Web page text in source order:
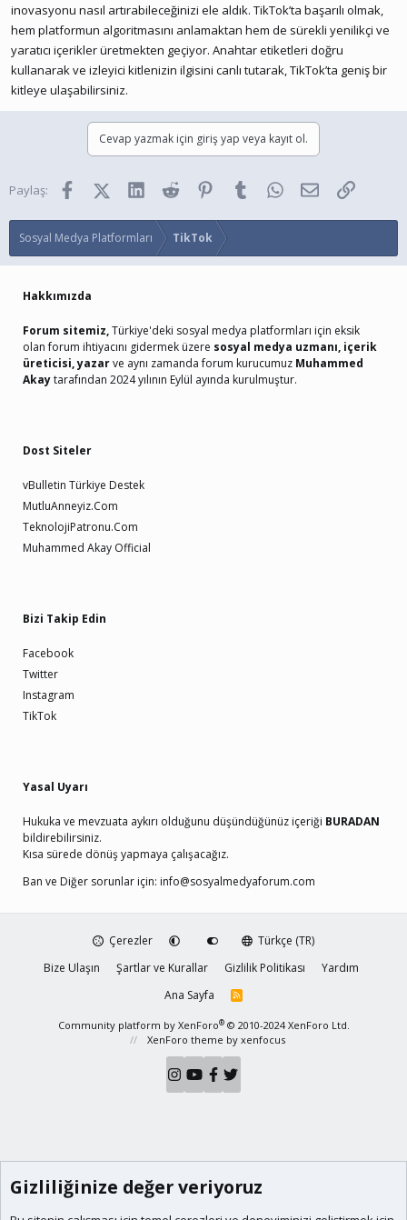
inovasyonu nasıl artırabileceğinizi ele aldık. TikTok’ta başarılı olmak,
hem platformun algoritmasını anlamaktan hem de sürekli yenilikçi ve
yaratıcı içerikler üretmekten geçiyor. Anahtar etiketleri doğru
kullanarak ve izleyici kitlenizin ilgisini canlı tutarak, TikTok’ta geniş bir
kitleye ulaşabilirsiniz.
Cevap yazmak için giriş yap veya kayıt ol.
Paylaş: FacebookX (Twitter)LinkedIn Reddit PinterestTumblrWhatsApp
E-postaLink
Sosyal Medya Platformları TikTok
Hakkımızda
Forum sitemiz,Türkiye'deki sosyal medya platformları için eksik
olan forum ihtiyacını gidermek üzere sosyal medya uzmanı, içerik
üreticisi, yazarve aynı zamanda forum kurucumuz Muhammed
Akaytarafından 2024 yılının Eylül ayında kurulmuştur.
Dost Siteler
vBulletin Türkiye Destek
MutluAnneyiz.Com
TeknolojiPatronu.Com
Muhammed Akay Official
Bizi Takip Edin
Facebook
Twitter
Instagram
TikTok
Yasal Uyarı
Hukuka ve mevzuata aykırı olduğunu düşündüğünüz içeriği BURADAN
bildirebilirsiniz.
Kısa sürede dönüş yapmaya çalışacağız.
Ban ve Diğer sorunlar için: info@sosyalmedyaforum.com
Çerezler
Türkçe (TR)
Bize Ulaşın
Şartlar ve Kurallar Gizlilik Politikası
Yardım
Ana Sayfa
R
S
Community platform by XenForo® © 2010-2024 XenForo Ltd.
XenForo theme by xenfocus
Gizliliğinize değer veriyoruz